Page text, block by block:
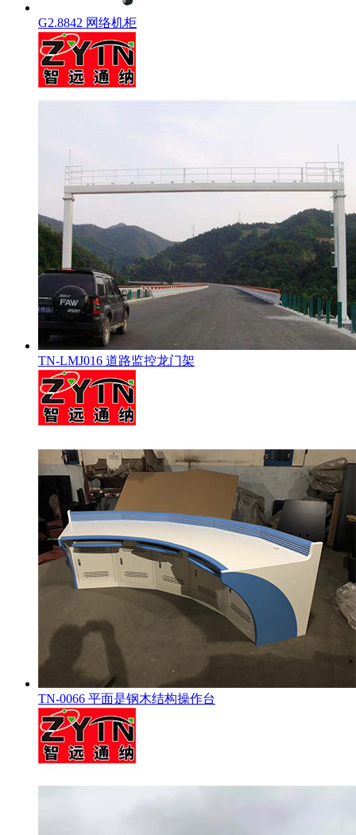
G2.8842 网络机柜
TN-LMJ016 道路监控龙门架
TN-0066 平面是钢木结构操作台